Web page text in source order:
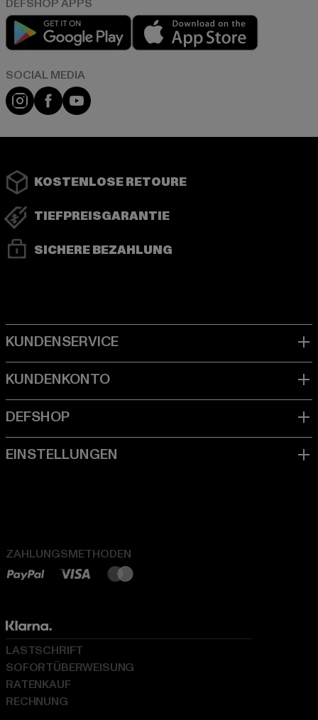
Play market
Instagram
FacebookYouTube
KOSTENLOSE RETOURE
TIEFPREISGARANTIE
SICHERE BEZAHLUNG
ZAHLUNGSMETHODEN
LASTSCHRIFT
SOFORTÜBERWEISUNG
RATENKAUF
RECHNUNG